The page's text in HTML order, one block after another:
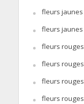
fleurs jaunes
fleurs jaunes
fleurs rouges
fleurs rouges
fleurs rouges
fleurs rouges